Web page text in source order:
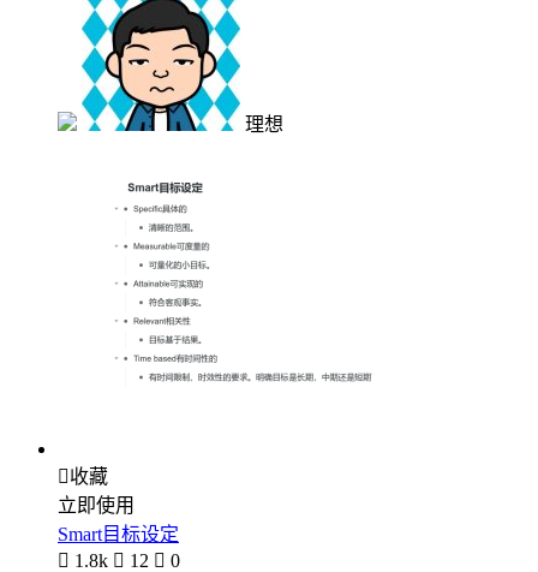
理想
收藏
立即使用
Smart目标设定
 1.8k  12  0